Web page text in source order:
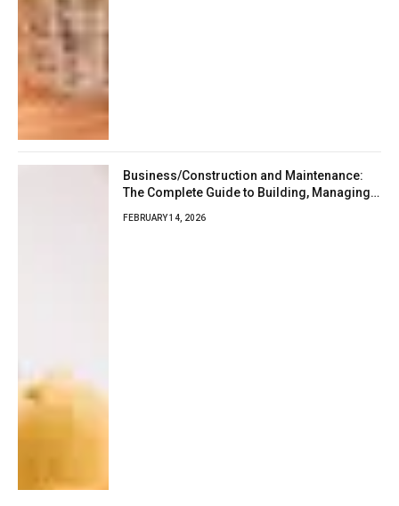
Business/Construction and Maintenance:
The Complete Guide to Building, Managing,
FEBRUARY 14, 2026